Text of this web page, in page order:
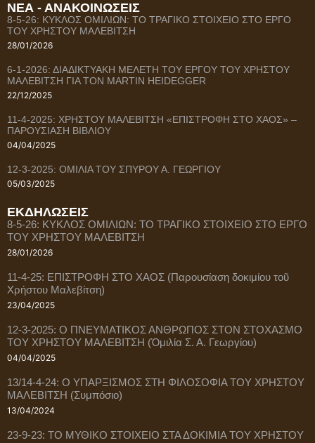
ΝΕΑ - ΑΝΑΚΟΙΝΩΣΕΙΣ
8-5-26: ΚΥΚΛΟΣ ΟΜΙΛΙΩΝ: ΤΟ ΤΡΑΓΙΚΟ ΣΤΟΙΧΕΙΟ ΣΤΟ ΕΡΓΟ
ΤΟΥ ΧΡΗΣΤΟΥ ΜΑΛΕΒΙΤΣΗ
28/01/2026
6-1-2026: ΔΙΑΔΙΚΤΥΑΚΗ ΜΕΛΕΤΗ ΤΟΥ ΕΡΓΟΥ ΤΟΥ ΧΡΗΣΤΟΥ
ΜΑΛΕΒΙΤΣΗ ΓΙΑ ΤΟΝ MARTIN HEIDEGGER
22/12/2025
11-4-2025: ΧΡΗΣΤΟΥ ΜΑΛΕΒΙΤΣΗ «ΕΠΙΣΤΡΟΦΗ ΣΤΟ ΧΑΟΣ» –
ΠΑΡΟΥΣΙΑΣΗ ΒΙΒΛΙΟΥ
04/04/2025
12-3-2025: ΟΜΙΛΙΑ ΤΟΥ ΣΠΥΡΟΥ Α. ΓΕΩΡΓΙΟΥ
05/03/2025
ΕΚΔΗΛΩΣΕΙΣ
8-5-26: ΚΥΚΛΟΣ ΟΜΙΛΙΩΝ: ΤΟ ΤΡΑΓΙΚΟ ΣΤΟΙΧΕΙΟ ΣΤΟ ΕΡΓΟ
ΤΟΥ ΧΡΗΣΤΟΥ ΜΑΛΕΒΙΤΣΗ
28/01/2026
11-4-25: ΕΠΙΣΤΡΟΦΗ ΣΤΟ ΧΑΟΣ (Παρουσίαση δοκιμίου τοῦ
Χρήστου Μαλεβίτση)
23/04/2025
12-3-2025: Ο ΠΝΕΥΜΑΤΙΚΟΣ ΑΝΘΡΩΠΟΣ ΣΤΟΝ ΣΤΟΧΑΣΜΟ
ΤΟΥ ΧΡΗΣΤΟΥ ΜΑΛΕΒΙΤΣΗ (Ὁμιλία Σ. Α. Γεωργίου)
04/04/2025
13/14-4-24: Ο ΥΠΑΡΞΙΣΜΟΣ ΣΤΗ ΦΙΛΟΣΟΦΙΑ ΤΟΥ ΧΡΗΣΤΟΥ
ΜΑΛΕΒΙΤΣΗ (Συμπόσιο)
13/04/2024
23-9-23: ΤΟ ΜΥΘΙΚΟ ΣΤΟΙΧΕΙΟ ΣΤΑ ΔΟΚΙΜΙΑ ΤΟΥ ΧΡΗΣΤΟΥ